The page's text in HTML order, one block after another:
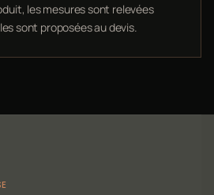
les mesures sont relevées
sont proposées au devis.